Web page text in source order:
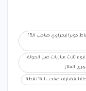
بإستاد الأبيض يستضيف هلال كادوقلي صاحب العشر نقاط كوبر البحراوي صاحب الـ15
ثلاث مباريات ضن الجولة
المتاز